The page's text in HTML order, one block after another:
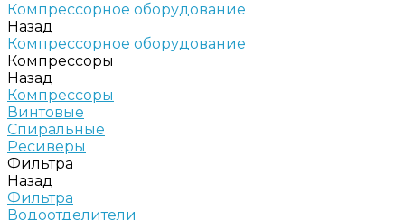
Компрессорное оборудование
Назад
Компрессорное оборудование
Компрессоры
Назад
Компрессоры
Винтовые
Спиральные
Ресиверы
Фильтра
Назад
Фильтра
Водоотделители